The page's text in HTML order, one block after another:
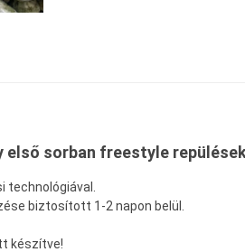
első sorban freestyle
biztosított 1-2 napon belül.
készítve!